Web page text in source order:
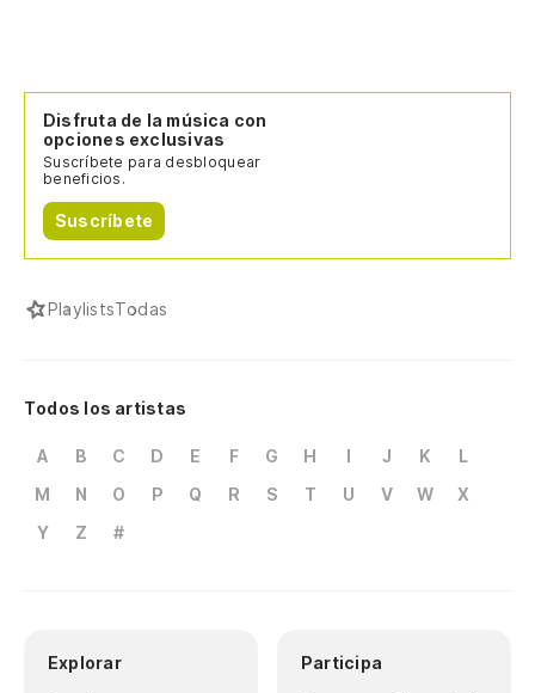
Disfruta de la música con
opciones exclusivas
Suscríbete para desbloquear
beneficios.
Suscríbete
PlaylistsTodas
Todos los artistas
A B C D E F G H I J K
L
M
N O P Q R S T U V W
X
Y
Z #
Explorar Participa